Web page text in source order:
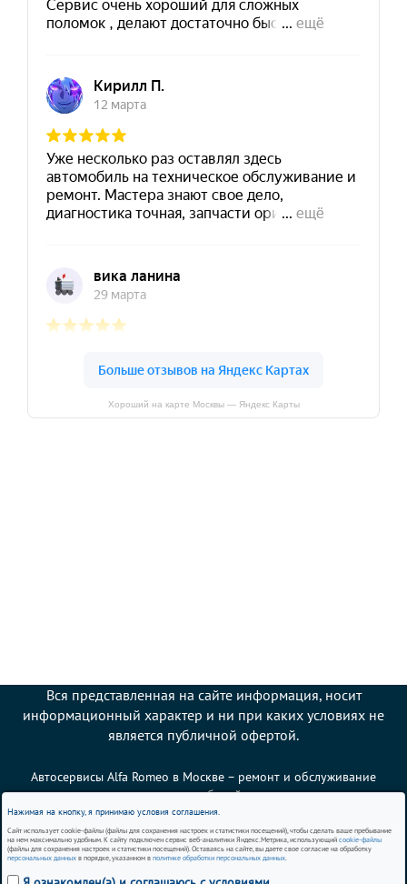
Нажимая на кнопку, я принимаю условия соглашения.
Сайт использует cookie-файлы (файлы для сохранения настроек и статистики посещений), чтобы сделать ваше пребывание
на нем максимально удобным. К сайту подключен сервис веб-аналитики Яндекс.Метрика, использующий cookie-файлы
(файлы для сохранения настроек и статистики посещений). Оставаясь на сайте, вы даете свое согласие на обработку
персональных данных в порядке, указанном в политике обработки персональных данных.
Хороший на карте Москвы — Яндекс Карты
Вся представленная на сайте информация, носит
информационный характер и ни при каких условиях не
является публичной офертой.
Автосервисы Alfa Romeo в Москве – ремонт и обслуживание
автомобилей
Политика использования cookies
Согласие на обработку персональных данных